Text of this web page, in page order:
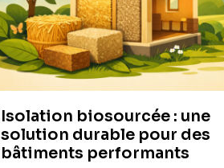
Isolation biosourcée : une
solution durable pour des
bâtiments performants